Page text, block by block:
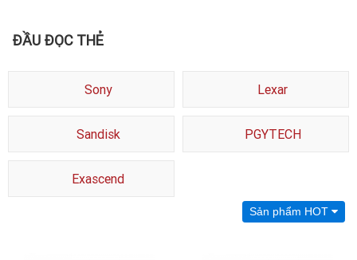
ĐẦU ĐỌC THẺ
Sony Lexar
Sandisk PGYTECH
Exascend
Sản phẩm HOT